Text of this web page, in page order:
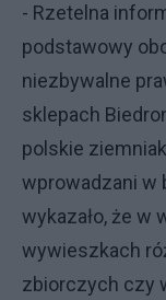
- Rzetelna
podstawowy
niezbywalne
sklepach
polskie
wprowadzani w
wykazało, że w
wywieszkach
zbiorczych czy